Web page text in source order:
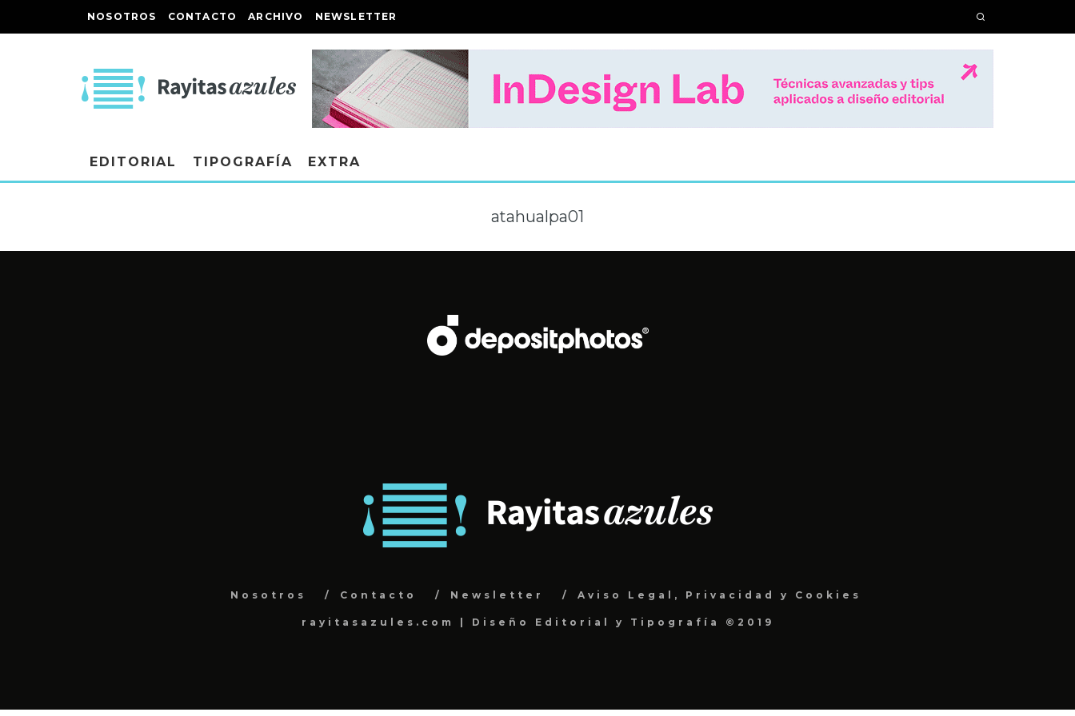
NOSOTROS CONTACTO ARCHIVO NEWSLETTER
EDITORIAL TIPOGRAFÍA EXTRA
atahualpa01
Nosotros Contacto Newsletter Aviso Legal, Privacidad y Cookies
rayitasazules.com | Diseño Editorial y Tipografía ©2019